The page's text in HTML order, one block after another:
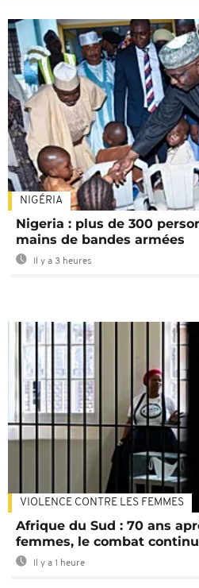
NIGÉRIA
Nigeria : plus de 300
mains de bandes armées
Il y a 3 heures
VIOLENCE CONTRE LES FEMMES
Afrique du Sud : 70 ans
femmes, le combat
Il y a 1 heure